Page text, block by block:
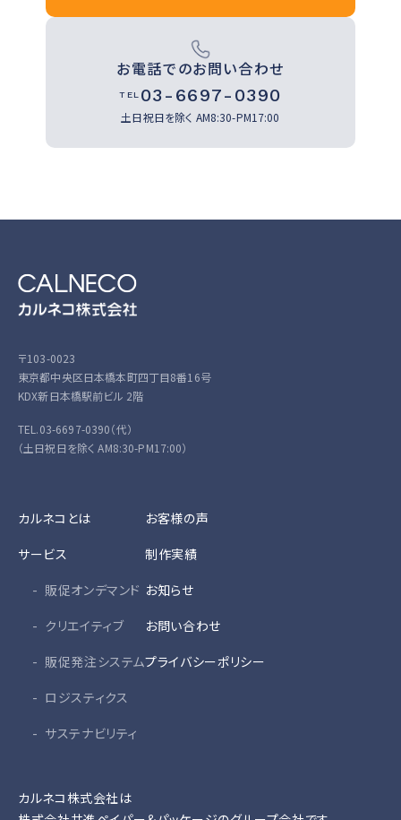
お電話でのお問い合わせ
TEL 03-6697-0390
土日祝日を除く AM8:30-PM17:00
〒103-0023
東京都中央区日本橋本町四丁目8番16号
KDX新日本橋駅前ビル 2階
TEL.03-6697-0390（代）
（土日祝日を除く AM8:30-PM17:00）
カルネコとは
サービス
販促オンデマンド
クリエイティブ
販促発注システム
ロジスティクス
サステナビリティ
お客様の声
制作実績
お知らせ
お問い合わせ
プライバシーポリシー
カルネコ株式会社は